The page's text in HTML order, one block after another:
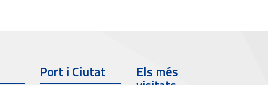
Port i Ciutat Els més